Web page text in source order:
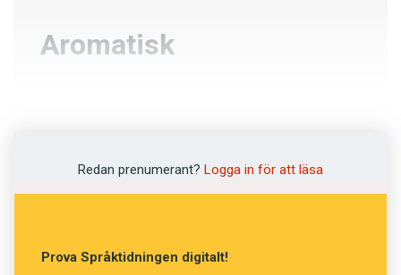
Aromatisk
Exotisk
Redan prenumerant? Logga in för att läsa
Prova Språktidningen digitalt!